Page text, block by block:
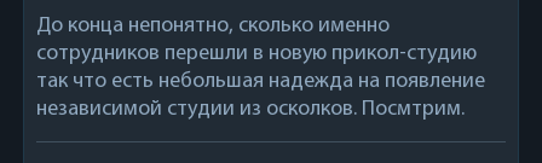
До конца непонятно, сколько именно
сотрудников перешли в новую прикол-студию
так что есть небольшая надежда на появление
независимой студии из осколков. Посмтрим.